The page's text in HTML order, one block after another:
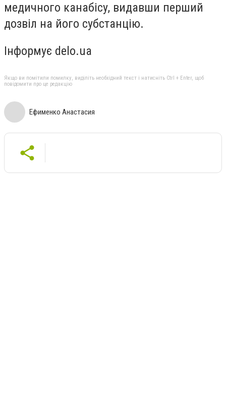
медичного канабісу, видавши перший
дозвіл на його субстанцію.
Інформує delo.ua
Якщо ви помітили помилку, виділіть необхідний текст і натисніть Ctrl + Enter, щоб
повідомити про це редакцію
Ефименко Анастасия